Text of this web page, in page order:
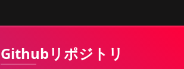
Githubリポジトリ